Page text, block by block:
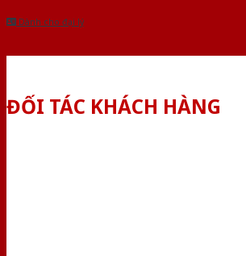
Dành cho đại lý
ĐỐI TÁC KHÁCH HÀNG